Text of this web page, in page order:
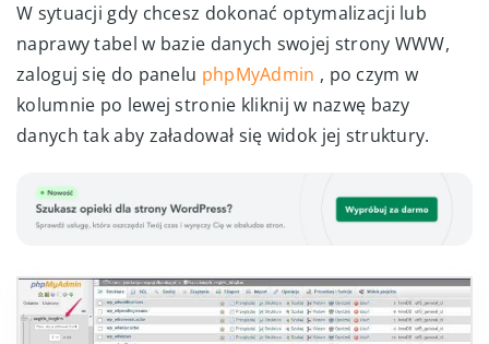
W sytuacji gdy chcesz dokonać optymalizacji lub
naprawy tabel w bazie danych swojej strony WWW,
zaloguj się do panelu phpMyAdmin , po czym w
kolumnie po lewej stronie kliknij w nazwę bazy
danych tak aby załadował się widok jej struktury.